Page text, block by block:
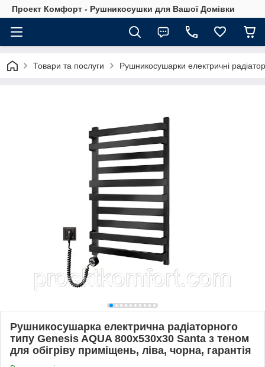
Проект Комфорт - Рушникосушки для Вашої Домівки
Товари та послуги Рушникосушарки електричні
Рушникосушарка електрична радіаторного
типу Genesis AQUA 800х530х30 Santa з теном
для обігріву приміщень, ліва, чорна, гарантія